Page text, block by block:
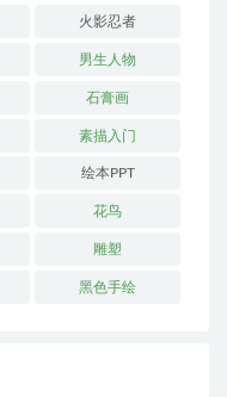
火影忍者
男生人物
石膏画
素描入门
绘本PPT
花鸟
雕塑
黑色手绘